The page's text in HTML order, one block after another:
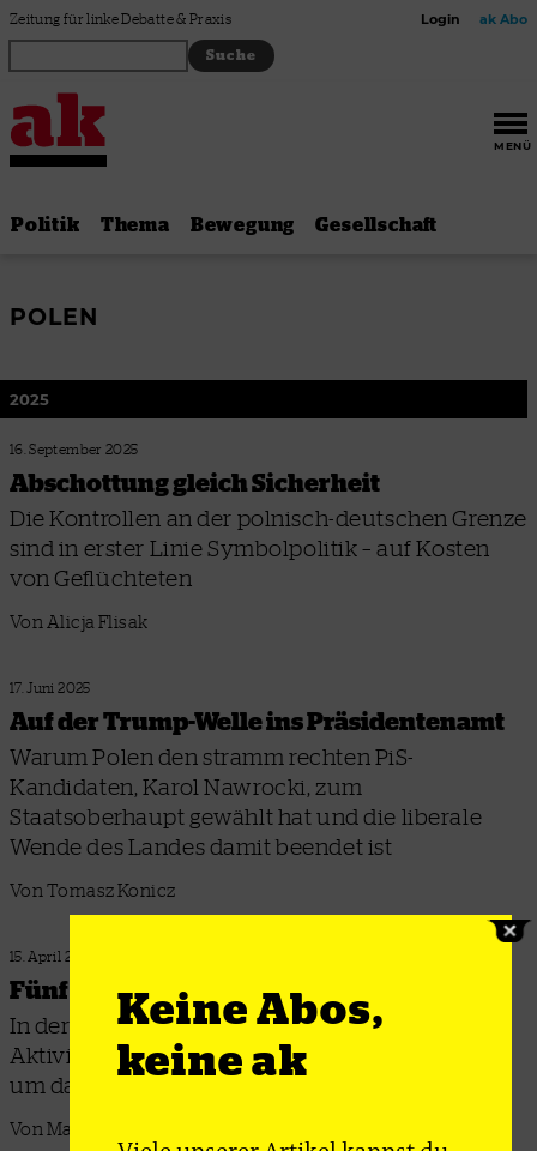
Zum Inhalt springen
Zeitung für linke Debatte & Praxis Login ak Abo
MENÜ
Politik Thema Bewegung Gesellschaft
POLEN
2025
16. September 2025
Abschottung gleich Sicherheit
Die Kontrollen an der polnisch-deutschen Grenze
sind in erster Linie Symbolpolitik – auf Kosten
von Geflüchteten
Von Alicja Flisak
17. Juni 2025
Auf der Trump-Welle ins Präsidentenamt
Warum Polen den stramm rechten PiS-
Kandidaten, Karol Nawrocki, zum
Staatsoberhaupt gewählt hat und die liberale
Wende des Landes damit beendet ist
Von Tomasz Konicz
15. April 2025
Fünf Jahre für Solidarität
In der polnischen Grenzstadt Hajnówka stehen
Aktivist*innen vor Gericht – der Fall zeigt, wie es
um das europäische Asylsystem steht
Von Marita Fischer
Keine Abos,
keine ak